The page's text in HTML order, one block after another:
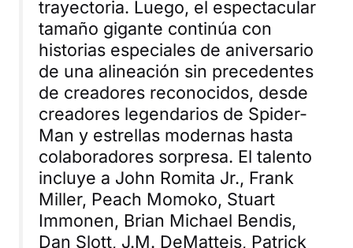
trayectoria. Luego, el espectacular
tamaño gigante continúa con
historias especiales de aniversario
de una alineación sin precedentes
de creadores reconocidos, desde
creadores legendarios de Spider-
Man y estrellas modernas hasta
colaboradores sorpresa. El talento
incluye a John Romita Jr., Frank
Miller, Peach Momoko, Stuart
Immonen, Brian Michael Bendis,
Dan Slott, J.M. DeMatteis, Patrick